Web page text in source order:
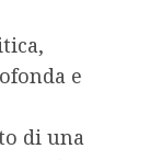
e
di una